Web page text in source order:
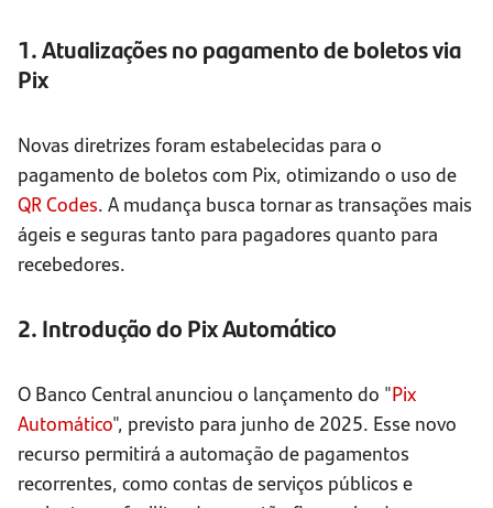
1. Atualizações no pagamento de boletos via
Pix
Novas diretrizes foram estabelecidas para o
pagamento de boletos com Pix, otimizando o uso de
QR Codes. A mudança busca tornar as transações mais
ágeis e seguras tanto para pagadores quanto para
recebedores.
2. Introdução do Pix Automático
O Banco Central anunciou o lançamento do "Pix
Automático", previsto para junho de 2025. Esse novo
recurso permitirá a automação de pagamentos
recorrentes, como contas de serviços públicos e